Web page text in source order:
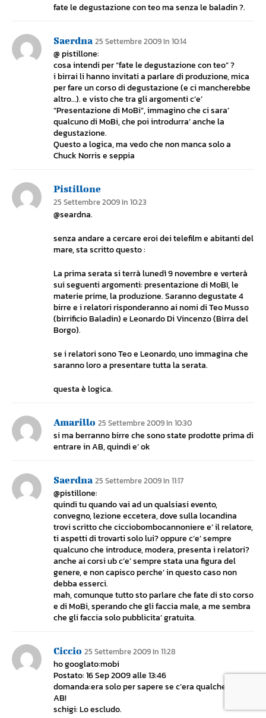
fate le degustazione con teo ma senza le baladin ?.
Saerdna 25 Settembre 2009 In 10:14
@ pistillone:
cosa intendi per “fate le degustazione con teo” ?
i birrai li hanno invitati a parlare di produzione, mica
per fare un corso di degustazione (e ci mancherebbe
altro…). e visto che tra gli argomenti c’e’
“Presentazione di MoBi”, immagino che ci sara’
qualcuno di MoBi, che poi introdurra’ anche la
degustazione.
Questo a logica, ma vedo che non manca solo a
Chuck Norris e seppia
Pistillone
25 Settembre 2009 In 10:23
@seardna.
senza andare a cercare eroi dei telefilm e abitanti del
mare, sta scritto questo :
La prima serata si terrà lunedì 9 novembre e verterà
sui seguenti argomenti: presentazione di MoBI, le
materie prime, la produzione. Saranno degustate 4
birre e i relatori risponderanno ai nomi di Teo Musso
(birrificio Baladin) e Leonardo Di Vincenzo (Birra del
Borgo).
se i relatori sono Teo e Leonardo, uno immagina che
saranno loro a presentare tutta la serata.
questa è logica.
Amarillo 25 Settembre 2009 In 10:30
si ma berranno birre che sono state prodotte prima di
entrare in AB, quindi e’ ok
Saerdna 25 Settembre 2009 In 11:17
@pistillone:
quindi tu quando vai ad un qualsiasi evento,
convegno, lezione eccetera, dove sulla locandina
trovi scritto che cicciobombocannoniere e’ il relatore,
ti aspetti di trovarti solo lui? oppure c’e’ sempre
qualcuno che introduce, modera, presenta i relatori?
anche ai corsi ub c’e’ sempre stata una figura del
genere, e non capisco perche’ in questo caso non
debba esserci.
mah, comunque tutto sto parlare che fate di sto corso
e di MoBi, sperando che gli faccia male, a me sembra
che gli faccia solo pubblicita’ gratuita.
Ciccio 25 Settembre 2009 In 11:28
ho googlato:mobi
Postato: 16 Sep 2009 alle 13:46
domanda:era solo per sapere se c’era qualche birra
AB!
schigi: Lo escludo.